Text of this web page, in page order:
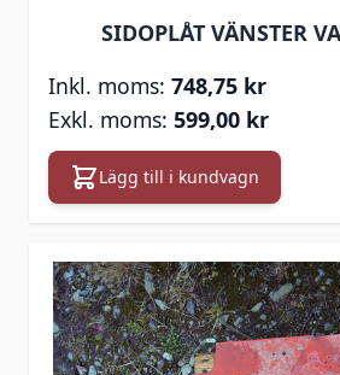
SIDOPLÅT VÄNSTER
748,75 kr
599,00 kr
Lägg till i kundvagn